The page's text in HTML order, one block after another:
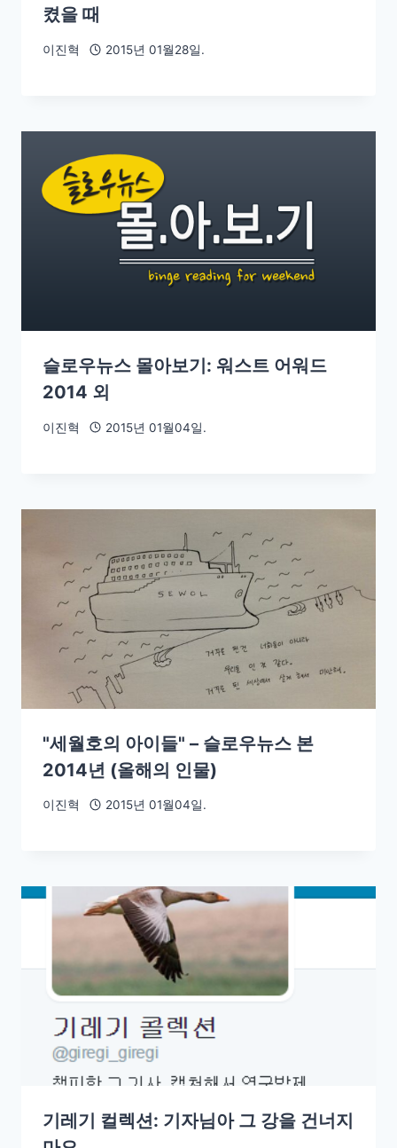
켰을 때
이진혁 2015년 01월28일.
슬로우뉴스 몰아보기: 워스트 어워드
2014 외
이진혁 2015년 01월04일.
"세월호의 아이들" – 슬로우뉴스 본
2014년 (올해의 인물)
이진혁 2015년 01월04일.
기레기 컬렉션: 기자님아 그 강을 건너지